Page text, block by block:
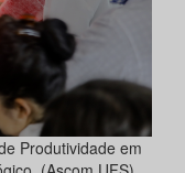
Produtividade em